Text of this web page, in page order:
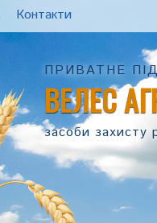
ПРИВАТНЕ
ВЕЛЕС
засоби захисту
Контакти